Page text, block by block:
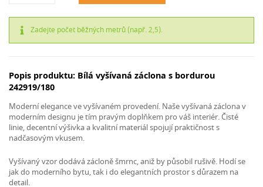
Zadejte počet běžných metrů (např. 2,5).
Popis produktu: Bílá vyšívaná záclona s bordurou
242919/180
Moderní elegance ve vyšívaném provedení. Naše vyšívaná záclona v
moderním designu je tím pravým doplňkem pro váš interiér. Čisté
linie, decentní výšivka a kvalitní materiál spojují praktičnost s
nadčasovým vkusem.
Vyšívaný vzor dodává zácloně šmrnc, aniž by působil rušivě. Hodí se
jak do moderního bytu, tak i do elegantních prostor s důrazem na
detail.